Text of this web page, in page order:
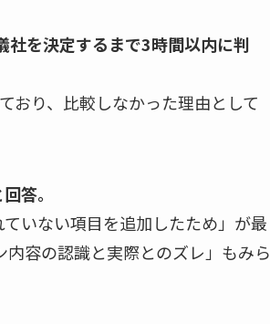
を決定するまで3時間以内に判
おり、比較しなかった理由として
答。
いない項目を追加したため」が最
容の認識と実際とのズレ」もみら